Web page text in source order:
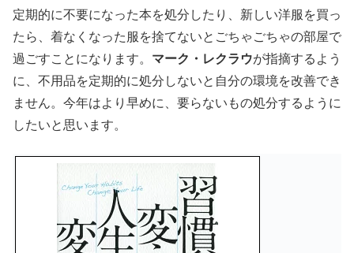
定期的に不要になった本を処分したり、新しい洋服を買っ
たら、着なくなった服を捨てないとごちゃごちゃの部屋で
過ごすことになります。 マーク・レクラウが指摘するよう
に、不用品を定期的に処分しないと自分の環境を改善でき
ません。今年はより早めに、要らないもの処分するように
したいと思います。